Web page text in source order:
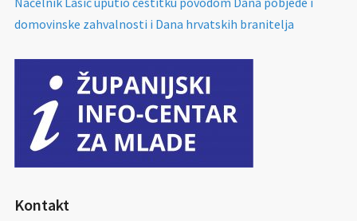
domovinske zahvalnosti i Dana hrvatskih branitelja
Kontakt